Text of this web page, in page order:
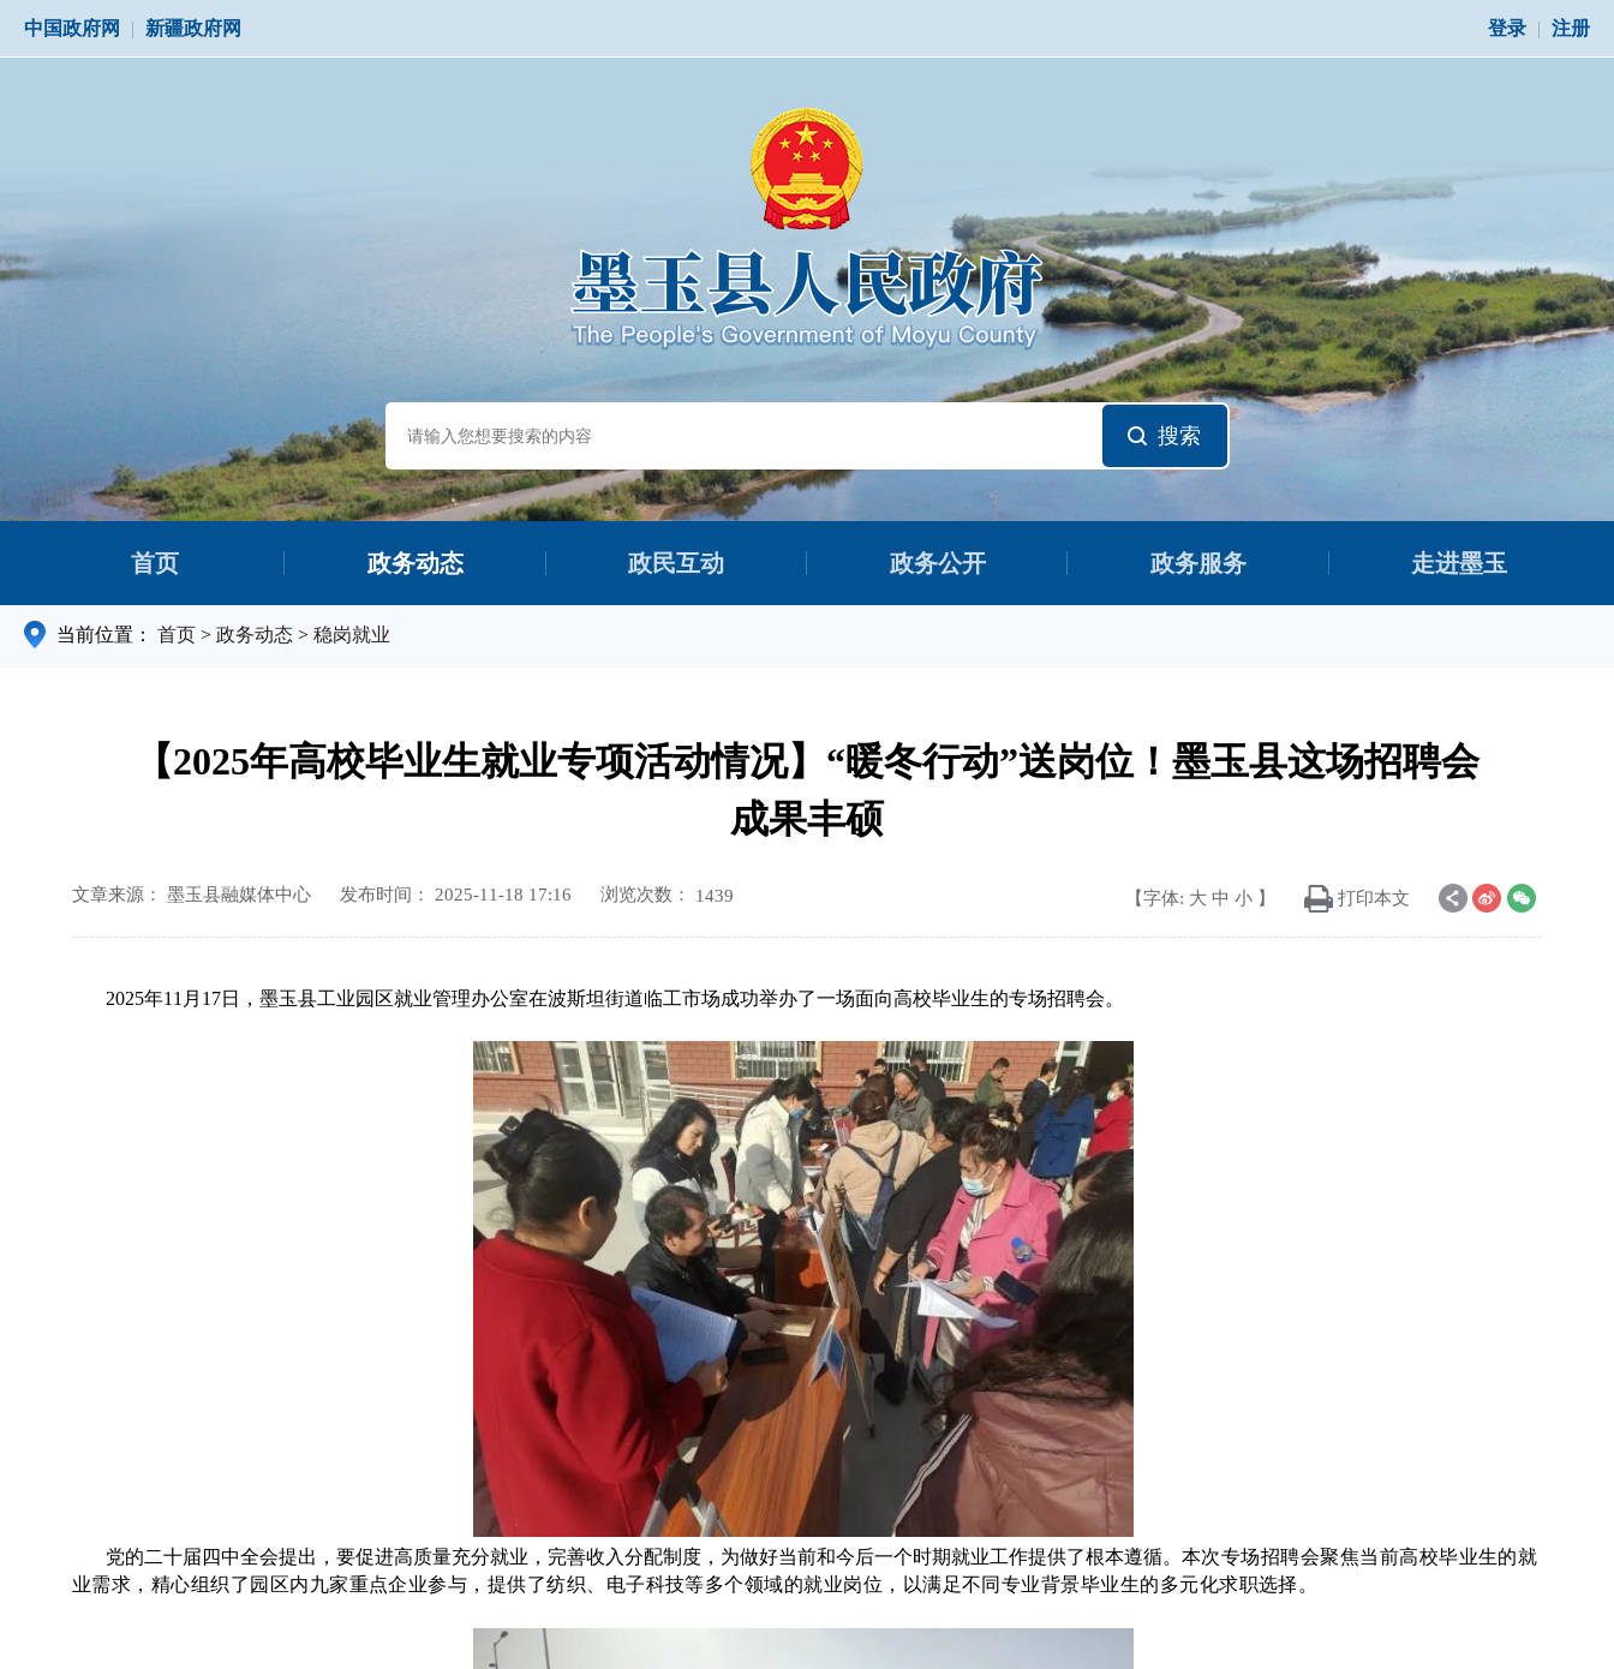
中国政府网 | 新疆政府网 登录 | 注册
搜索
首页 政务动态 政民互动 政务公开 政务服务 走进墨玉
当前位置： 首页 > 政务动态 > 稳岗就业
【2025年高校毕业生就业专项活动情况】“暖冬行动”送岗位！墨玉县这场招聘会
成果丰硕
文章来源： 墨玉县融媒体中心 发布时间： 2025-11-18 17:16 浏览次数： 1439 【字体: 大 中 小 】 打印本文
2025年11月17日，墨玉县工业园区就业管理办公室在波斯坦街道临工市场成功举办了一场面向高校毕业生的专场招聘会。
党的二十届四中全会提出，要促进高质量充分就业，完善收入分配制度，为做好当前和今后一个时期就业工作提供了根本遵循。 本次专场招聘会聚焦当前高校毕业生的就
业需求，精心组织了园区内九家重点企业参与，提供了纺织、电子科技等多个领域的就业岗位，以满足不同专业背景毕业生的多元化求职选择。